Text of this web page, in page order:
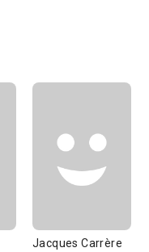
Jacques Carrère